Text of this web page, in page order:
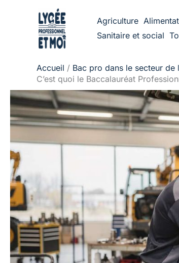
Agriculture
Sanitaire et social
Accueil
Bac pro dans le secteur de
C’est quoi le Baccalauréat